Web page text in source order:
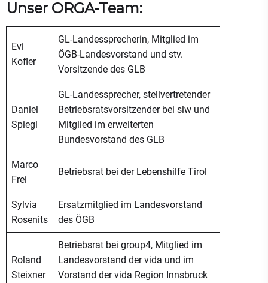
Unser ORGA-Team:
Evi
Kofler
GL-Landessprecherin, Mitglied im
ÖGB-Landesvorstand und stv.
Vorsitzende des GLB
Daniel
Spiegl
GL-Landessprecher, stellvertretender
Betriebsratsvorsitzender bei slw und
Mitglied im erweiterten
Bundesvorstand des GLB
Marco
Frei
Betriebsrat bei der Lebenshilfe Tirol
Sylvia
Rosenits
Ersatzmitglied im Landesvorstand
des ÖGB
Roland
Steixner
Betriebsrat bei group4, Mitglied im
Landesvorstand der vida und im
Vorstand der vida Region Innsbruck